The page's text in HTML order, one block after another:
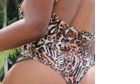
VANNA BARDOT